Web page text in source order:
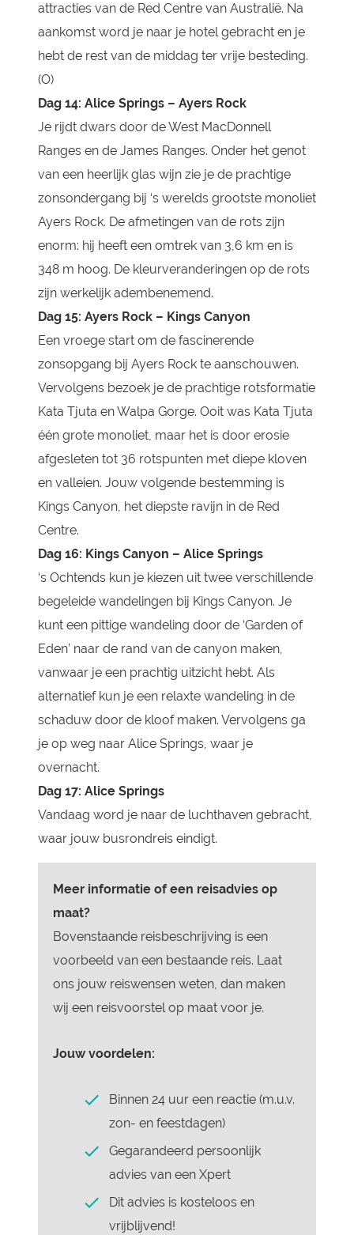
attracties van de Red Centre van Australië. Na
aankomst word je naar je hotel gebracht en je
hebt de rest van de middag ter vrije besteding.
(O)
Dag 14: Alice Springs – Ayers Rock
Je rijdt dwars door de West MacDonnell
Ranges en de James Ranges. Onder het genot
van een heerlijk glas wijn zie je de prachtige
zonsondergang bij ‘s werelds grootste monoliet
Ayers Rock. De afmetingen van de rots zijn
enorm: hij heeft een omtrek van 3,6 km en is
348 m hoog. De kleurveranderingen op de rots
zijn werkelijk adembenemend.
Dag 15: Ayers Rock – Kings Canyon
Een vroege start om de fascinerende
zonsopgang bij Ayers Rock te aanschouwen.
Vervolgens bezoek je de prachtige rotsformatie
Kata Tjuta en Walpa Gorge. Ooit was Kata Tjuta
één grote monoliet, maar het is door erosie
afgesleten tot 36 rotspunten met diepe kloven
en valleien. Jouw volgende bestemming is
Kings Canyon, het diepste ravijn in de Red
Centre.
Dag 16: Kings Canyon – Alice Springs
‘s Ochtends kun je kiezen uit twee verschillende
begeleide wandelingen bij Kings Canyon. Je
kunt een pittige wandeling door de ‘Garden of
Eden’ naar de rand van de canyon maken,
vanwaar je een prachtig uitzicht hebt. Als
alternatief kun je een relaxte wandeling in de
schaduw door de kloof maken. Vervolgens ga
je op weg naar Alice Springs, waar je
overnacht.
Dag 17: Alice Springs
Vandaag word je naar de luchthaven gebracht,
waar jouw busrondreis eindigt.
Meer informatie of een reisadvies op
maat?
Bovenstaande reisbeschrijving is een
voorbeeld van een bestaande reis. Laat
ons jouw reiswensen weten, dan maken
wij een reisvoorstel op maat voor je.
Jouw voordelen:
Binnen 24 uur een reactie (m.u.v.
zon- en feestdagen)
Gegarandeerd persoonlijk
advies van een Xpert
Dit advies is kosteloos en
vrijblijvend!